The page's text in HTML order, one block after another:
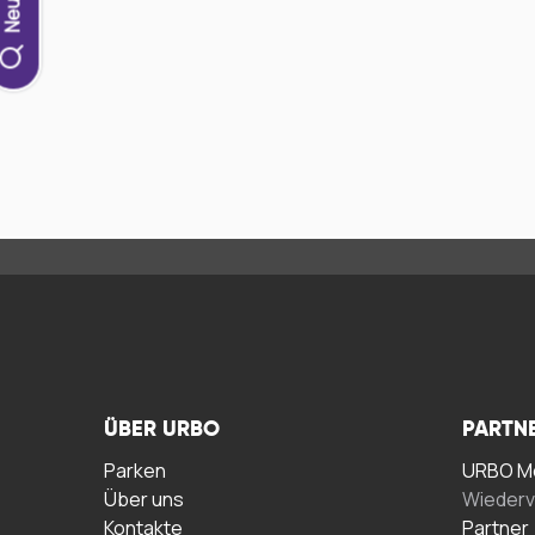
ÜBER URBO
Parken
Über uns
Kontakte
URBO
Partner